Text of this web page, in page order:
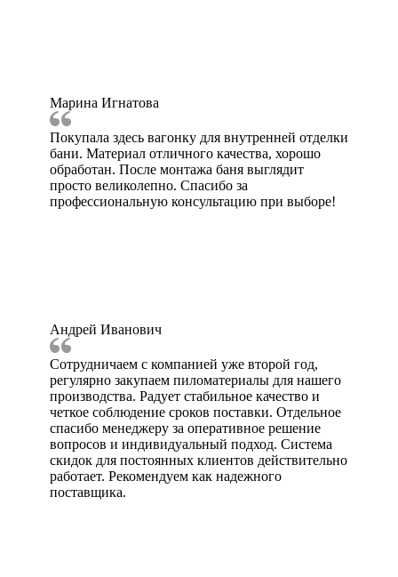
Марина Игнатова
Покупала здесь вагонку для внутренней отделки
бани. Материал отличного качества, хорошо
обработан. После монтажа баня выглядит
просто великолепно. Спасибо за
профессиональную консультацию при выборе!
Андрей Иванович
Сотрудничаем с компанией уже второй год,
регулярно закупаем пиломатериалы для нашего
производства. Радует стабильное качество и
четкое соблюдение сроков поставки. Отдельное
спасибо менеджеру за оперативное решение
вопросов и индивидуальный подход. Система
скидок для постоянных клиентов действительно
работает. Рекомендуем как надежного
поставщика.